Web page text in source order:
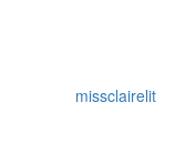
missclairelit